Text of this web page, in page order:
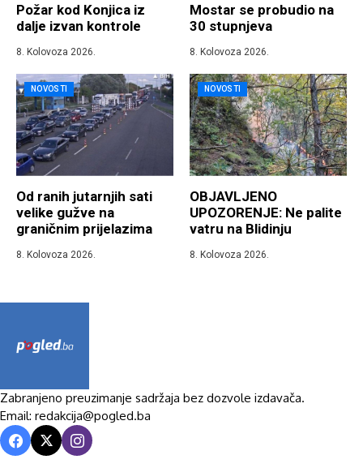
Požar kod Konjica iz
dalje izvan kontrole
8. Kolovoza 2026.
Mostar se probudio na
30 stupnjeva
8. Kolovoza 2026.
NOVOSTI
Od ranih jutarnjih sati
velike gužve na
graničnim prijelazima
8. Kolovoza 2026.
NOVOSTI
OBJAVLJENO
UPOZORENJE: Ne palite
vatru na Blidinju
8. Kolovoza 2026.
Zabranjeno preuzimanje sadržaja bez dozvole izdavača.
Email: redakcija@pogled.ba